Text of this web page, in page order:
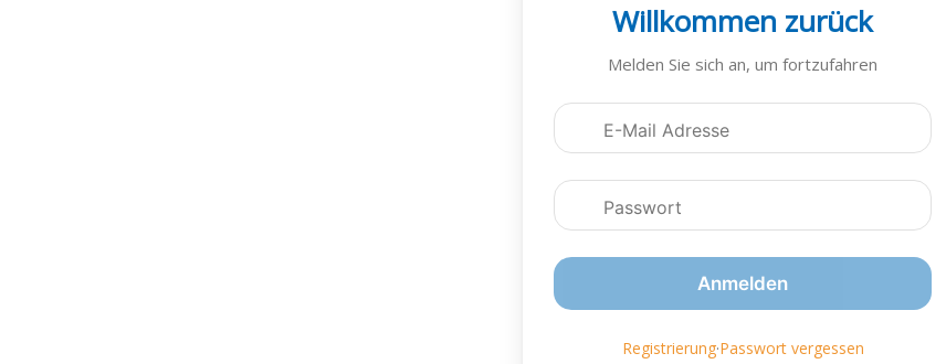
Willkommen zurück
Melden Sie sich an, um fortzufahren
Anmeldedaten
Anmelden
Registrierung·Passwort vergessen